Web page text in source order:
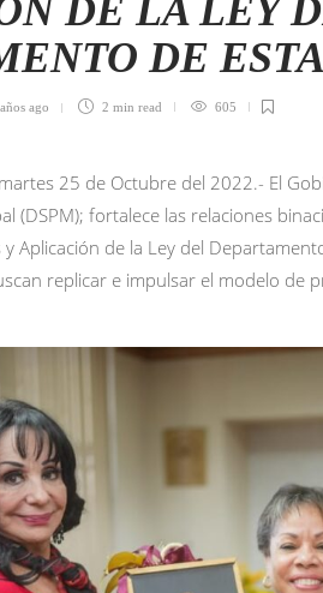
DE LA LEY
DE
ago 2 min read 605
25 de Octubre del 2022.- El
(DSPM); fortalece las relaciones
Aplicación de la Ley del
replicar e impulsar el modelo de